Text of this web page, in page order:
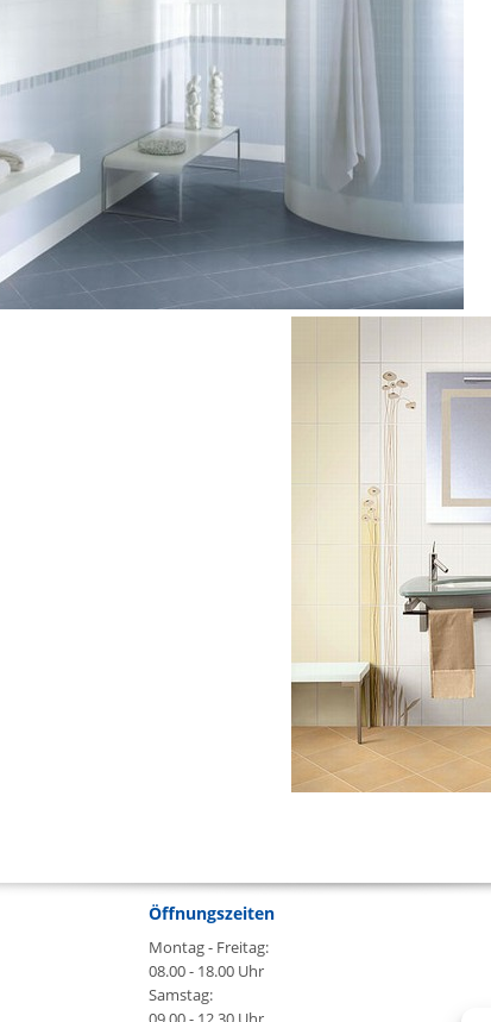
Öffnungszeiten
Montag - Freitag:
08.00 - 18.00 Uhr
Samstag: